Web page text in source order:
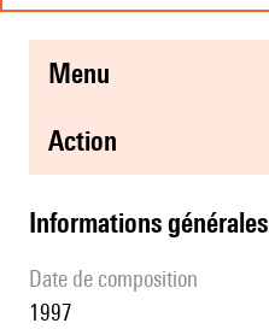
menu
action
informations générales
date de composition
1997